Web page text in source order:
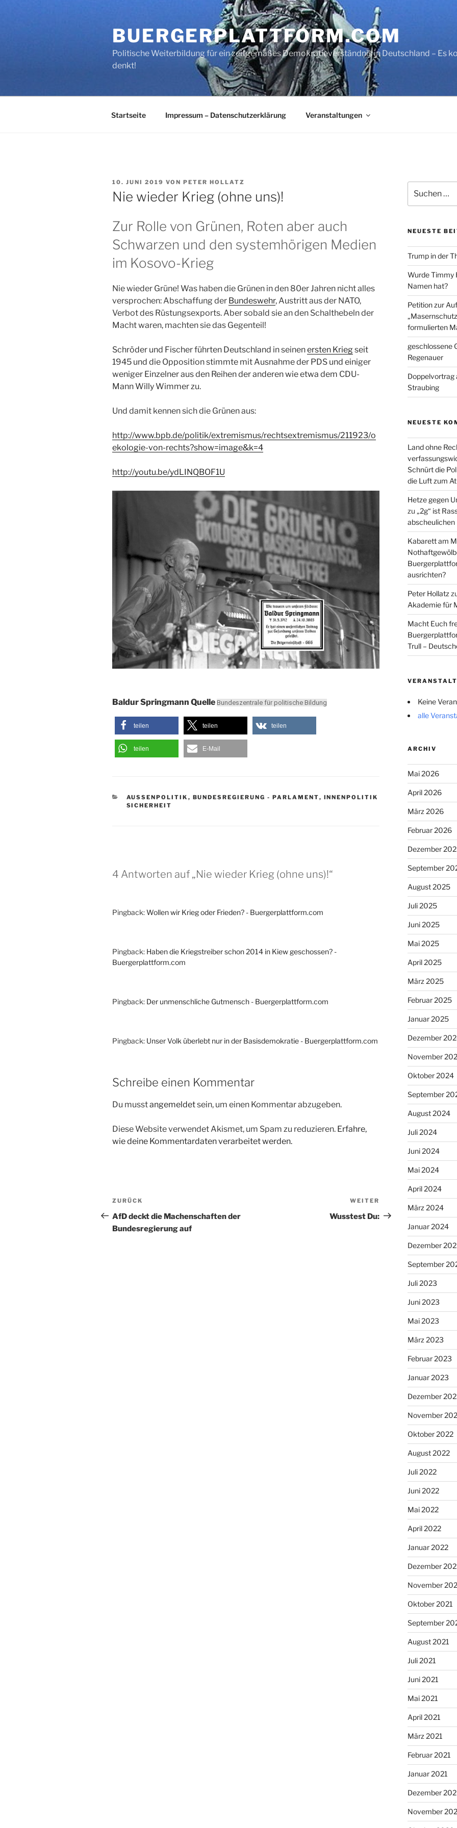
BUERGERPLATTFORM.COM
Politische Weiterbildung für ein zeitgemäßes Demokratieverständnis in Deutschland – Es
denkt!
Startseite Impressum – Datenschutzerklärung Veranstaltungen
VERÖFFENTLICHT
AM
10. JUNI 2019 VON PETER HOLLATZ
Nie wieder Krieg (ohne uns)!
Zur Rolle von Grünen, Roten aber auch
Schwarzen und den systemhörigen Medien
im Kosovo-Krieg
Nie wieder Grüne! Was haben die Grünen in den 80er Jahren nicht alles
versprochen: Abschaffung der Bundeswehr, Austritt aus der NATO,
Verbot des Rüstungsexports. Aber sobald sie an den Schalthebeln der
Macht waren, machten sie das Gegenteil!
Schröder und Fischer führten Deutschland in seinenersten Kriegseit
1945 und die Opposition stimmte mit Ausnahme der PDS und einiger
weniger Einzelner aus den Reihen der anderen wie etwa dem CDU-
Mann Willy Wimmer zu.
Und damit kennen sich die Grünen aus:
http://www.bpb.de/politik/extremismus/rechtsextremismus/211923/o
ekologie-von-rechts?show=image&k=4
http://youtu.be/ydLINQBOF1U
Baldur Springmann Quelle Bundeszentrale für politische Bildung
teilen teilen teilen
teilen E-Mail
KATEGORIEN
AUSSENPOLITIK , BUNDESREGIERUNG - PARLAMENT, INNENPOLITIK
SICHERHEIT
4 Antworten auf „Nie wieder Krieg (ohne uns)!“
Pingback:Wollen wir Krieg oder Frieden? - Buergerplattform.com
Pingback: Haben die Kriegstreiber schon 2014 in Kiew geschossen? -
Buergerplattform.com
Pingback: Der unmenschliche Gutmensch - Buergerplattform.com
Pingback: Unser Volk überlebt nur in der Basisdemokratie - Buergerplattform.com
Schreibe einen Kommentar
Du musstangemeldetsein, um einen Kommentar abzugeben.
Diese Website verwendet Akismet, um Spam zu reduzieren. Erfahre,
wie deine Kommentardaten verarbeitet werden.
Beitragsnavigation
Vorheriger
Beitrag
ZURÜCK
AfD deckt die Machenschaften der
Bundesregierung auf
Nächster
Beitrag
WEITER
Wusstest Du:
nach:
NEUESTE
Trump in der
Wurde Timmy
Namen hat?
Petition zur
formulierten
geschlossene
Regenauer
Doppelvortrag
Straubing
NEUESTE
Land ohne
Schnürt die
die Luft zum
Hetze gegen
zu „2g“ ist
abscheulichen
Kabarett am
ausrichten?
Peter Hollatz
Akademie für
Macht Euch
Trull –
Keine
alle
ARCHIV
Mai 2026
April 2026
März 2026
Februar 2026
Dezember
September
August 2025
Juli 2025
Juni 2025
Mai 2025
April 2025
März 2025
Februar 2025
Januar 2025
Dezember
November
Oktober 2024
September
August 2024
Juli 2024
Juni 2024
Mai 2024
April 2024
März 2024
Januar 2024
Dezember
September
Juli 2023
Juni 2023
Mai 2023
März 2023
Februar 2023
Januar 2023
Dezember
November
Oktober 2022
August 2022
Juli 2022
Juni 2022
Mai 2022
April 2022
Januar 2022
Dezember
November
Oktober 2021
September
August 2021
Juli 2021
Juni 2021
Mai 2021
April 2021
März 2021
Februar 2021
Januar 2021
Dezember
November